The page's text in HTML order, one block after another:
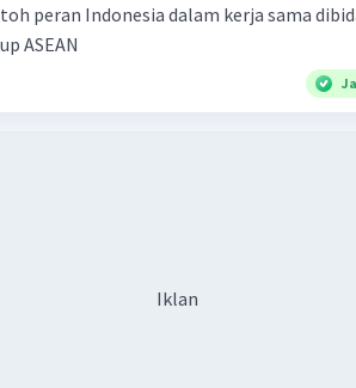
peran Indonesia dalam kerja sama
ASEAN
Iklan